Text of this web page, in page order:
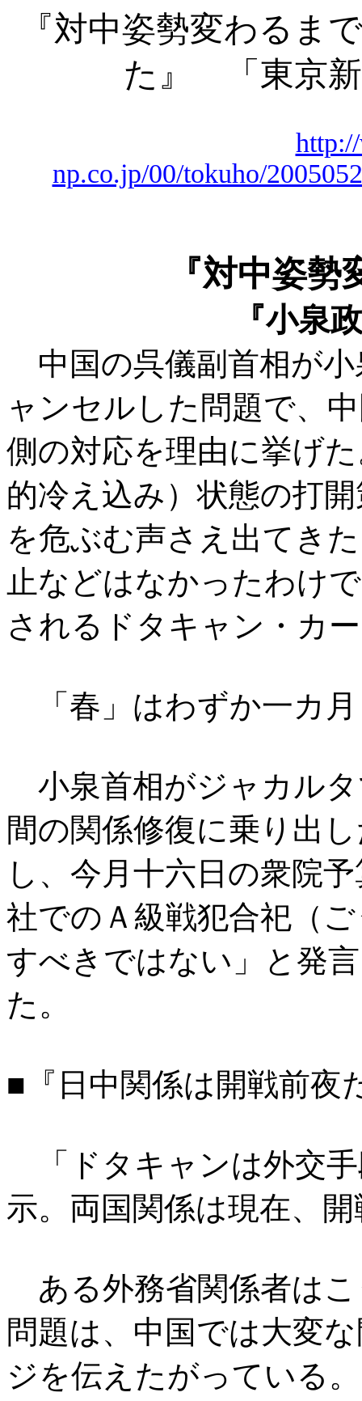
『対中姿勢変わる
た』 「東京
np.co.jp/00/tokuho/
『対中姿
『小泉
中国の呉儀副首相が小
ャンセルした問題で、
側の対応を理由に挙げ
的冷え込み）状態の打
を危ぶむ声さえ出てき
止などはなかったわけ
されるドタキャン・カ
「春」はわずか一カ
小泉首相がジャカル
間の関係修復に乗り出
し、今月十六日の衆院
社でのＡ級戦犯合祀（
すべきではない」と発
た。
■『日中関係は開戦前夜
「ドタキャンは外交
示。両国関係は現在、
ある外務省関係者はこ
問題は、中国では大変
ジを伝えたがっている